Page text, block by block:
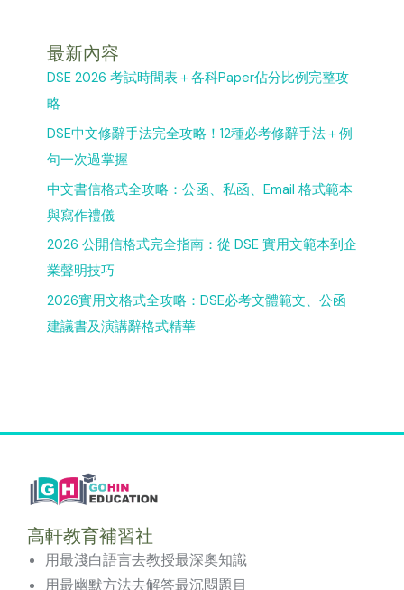
最新內容
DSE 2026 考試時間表＋各科Paper佔分比例完整攻
略
DSE中文修辭手法完全攻略！12種必考修辭手法＋例
句一次過掌握
中文書信格式全攻略：公函、私函、Email 格式範本
與寫作禮儀
2026 公開信格式完全指南：從 DSE 實用文範本到企
業聲明技巧
2026實用文格式全攻略：DSE必考文體範文、公函
建議書及演講辭格式精華
高軒教育補習社
用最淺白語言去教授最深奧知識
用最幽默方法去解答最沉悶題目